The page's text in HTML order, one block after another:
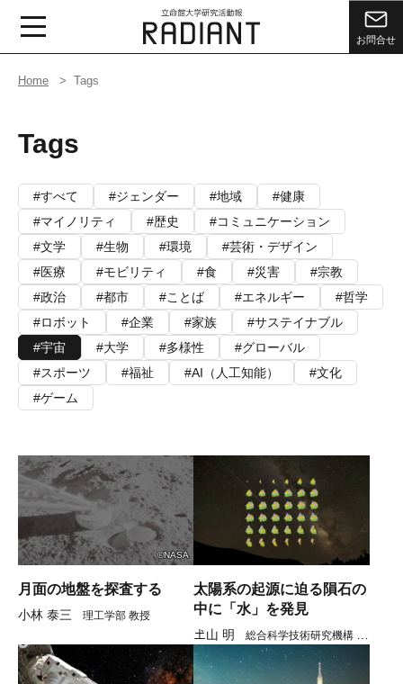
お問合せ
Home Tags
Tags
すべて ジェンダー 地域
健康
マイノリティ
歴史
コミュニケーション
文学
生物 環境
芸術・デザイン
医療
モビリティ 食 災害
宗教
政治
都市 ことば エネルギー
哲学
ロボット
企業 家族
サステイナブル
宇宙
大学 多様性
グローバル
スポーツ
福祉 AI（人工知能）
文化
ゲーム
©NASA
月面の地盤を探査する
小林 泰三 理工学部 教授
太陽系の起源に迫る隕石の
中に「水」を発見
𡈽山 明
総合科学技術研究機構 教
授